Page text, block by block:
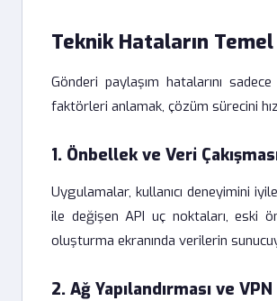
Teknik Hataların
Gönderi paylaşım hatalarını
faktörleri anlamak, çözüm sürecini
1. Önbellek ve Veri
Uygulamalar, kullanıcı deneyimini
ile değişen API uç noktaları, eski
oluşturma ekranında verilerin
2. Ağ Yapılandırması ve